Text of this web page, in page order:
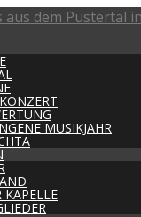
MUSIKJAHR
KAPELLE